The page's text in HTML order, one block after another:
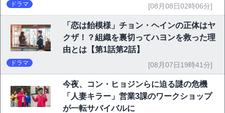
ドラマ [08月08日02時06分]
「恋は飴模様」チョン・ヘインの正体はヤ
クザ！？組織を裏切ってハヨンを救った理
由とは【第1話第2話】
ドラマ [08月07日19時41分]
今夜、コン・ヒョジンらに迫る謎の危機
「人妻キラー」営業3課のワークショップ
が一転サバイバルに